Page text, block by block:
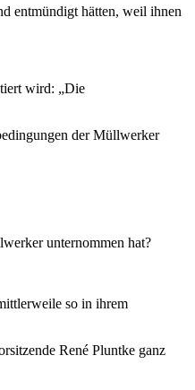
entmündigt hätten, weil ihnen
wird: „Die
der Müllwerker
unternommen hat?
so in ihrem
René Pluntke ganz